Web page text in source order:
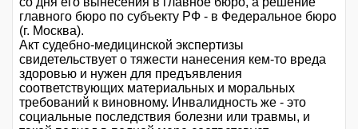
главного бюро по субъекту РФ - в Федеральное бюро
(г. Москва).
Акт судебно-медицинской экспертизы
свидетельствует о тяжести нанесения кем-то вреда
здоровью и нужен для предъявления
соответствующих материальных и моральных
требований к виновному. Инвалидность же - это
социальные последствия болезни или травмы, и